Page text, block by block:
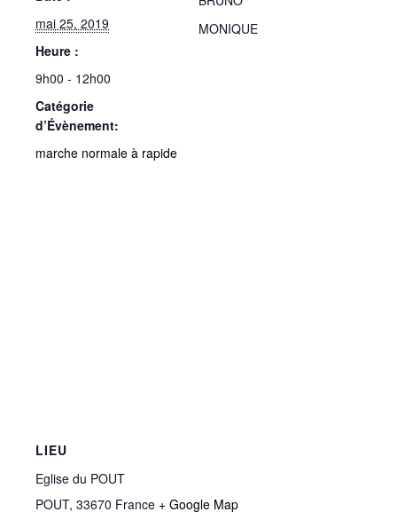
mai 25, 2019
Heure :
9h00 - 12h00
Catégorie
d’Évènement:
marche normale à rapide
MONIQUE
LIEU
Eglise du POUT
POUT, 33670 France + Google Map